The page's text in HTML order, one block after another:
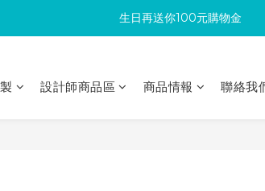
滿300回饋10%購物金
生日再送你100元購物金
滿300回饋10%購物金
設計師商品區 商品情報 聯絡我